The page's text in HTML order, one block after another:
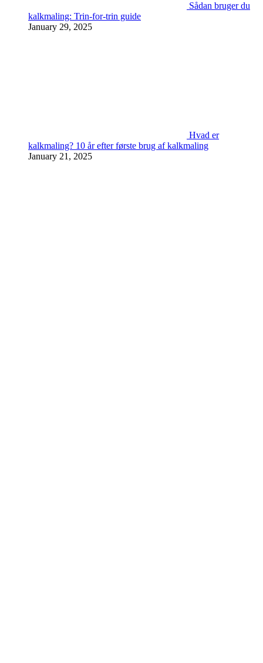
Sådan bruger du
kalkmaling: Trin-for-trin guide
January 29, 2025
Hvad er
kalkmaling? 10 år efter første brug af kalkmaling
January 21, 2025